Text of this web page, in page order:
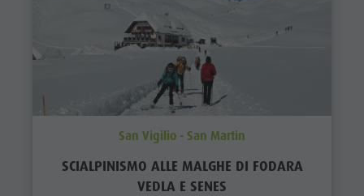
San Vigilio - San Martin
SCIALPINISMO ALLE MALGHE DI FODARA
VEDLA E SENES